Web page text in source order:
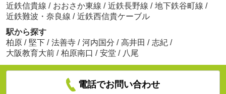
近鉄信貴線 / おおさか東線 / 近鉄長野線 / 地下鉄谷町線 /
近鉄難波・奈良線 / 近鉄西信貴ケーブル
駅から探す
柏原 / 堅下 / 法善寺 / 河内国分 / 高井田 / 志紀 /
大阪教育大前 / 柏原南口 / 安堂 / 八尾
電話でお問い合わせ